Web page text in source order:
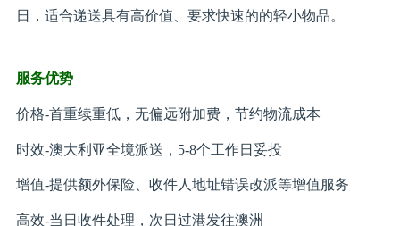
日，适合递送具有高价值、要求快速的的轻小物品。
服务优势
价格-首重续重低，无偏远附加费，节约物流成本
时效-澳大利亚全境派送，5-8个工作日妥投
增值-提供额外保险、收件人地址错误改派等增值服务
高效-当日收件处理，次日过港发往澳洲